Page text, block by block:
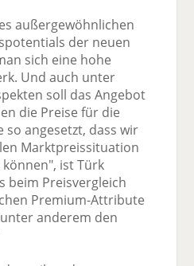
außergewöhnlichen
der neuen
sich eine hohe
Und auch unter
soll das Angebot
die Preise für die
angesetzt, dass wir
Marktpreissituation
ist Türk
beim Preisvergleich
Premium-Attribute
anderem den